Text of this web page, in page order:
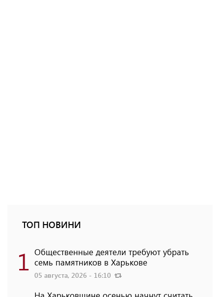
ТОП НОВИНИ
1 Общественные деятели требуют убрать
семь памятников в Харькове
05 августа, 2026 - 16:10